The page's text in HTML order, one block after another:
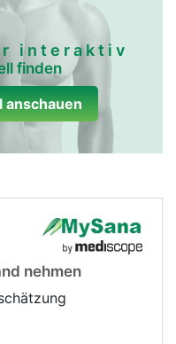
interaktiv
finden
anschauen
nehmen